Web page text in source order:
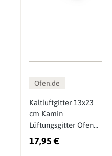
Ofen.de
Kaltluftgitter 13x23
cm Kamin
Lüftungsgitter Ofen
Gitter Gold Patina
17,95 €